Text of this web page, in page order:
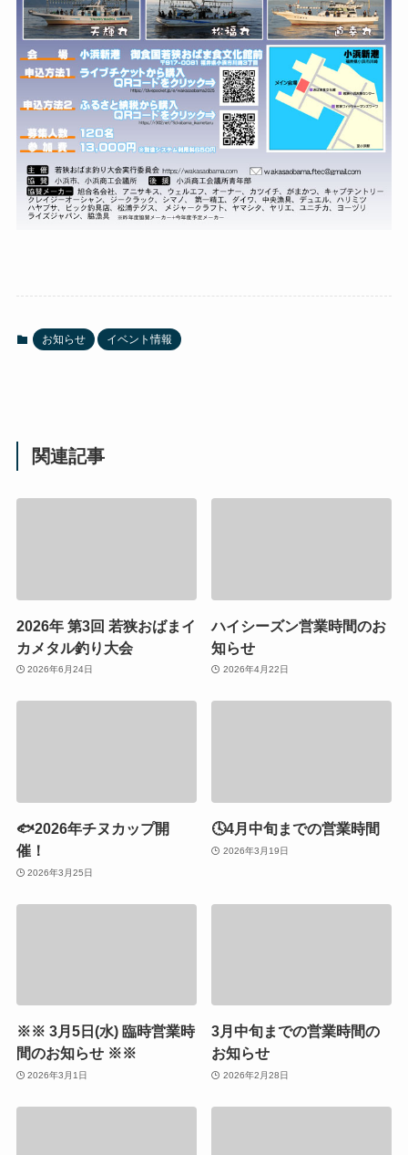
お知らせ イベント情報
関連記事
2026年 第3回 若狭おばまイ
カメタル釣り大会
2026年6月24日
ハイシーズン営業時間のお
知らせ
2026年4月22日
🐟2026年チヌカップ開
催！
2026年3月25日
🕓4月中旬までの営業時間
2026年3月19日
※※ 3月5日(水) 臨時営業時
間のお知らせ ※※
2026年3月1日
3月中旬までの営業時間の
お知らせ
2026年2月28日